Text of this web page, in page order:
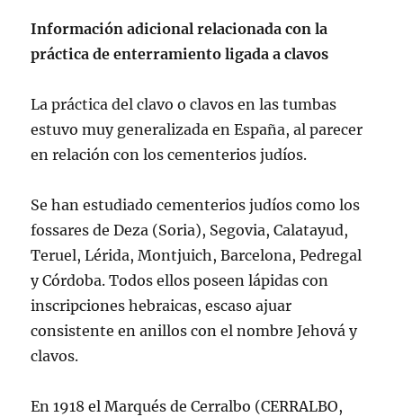
Información adicional relacionada con la
práctica de enterramiento ligada a clavos
La práctica del clavo o clavos en las tumbas
estuvo muy generalizada en España, al parecer
en relación con los cementerios judíos.
Se han estudiado cementerios judíos como los
fossares de Deza (Soria), Segovia, Calatayud,
Teruel, Lérida, Montjuich, Barcelona, Pedregal
y Córdoba. Todos ellos poseen lápidas con
inscripciones hebraicas, escaso ajuar
consistente en anillos con el nombre Jehová y
clavos.
En 1918 el Marqués de Cerralbo (CERRALBO,